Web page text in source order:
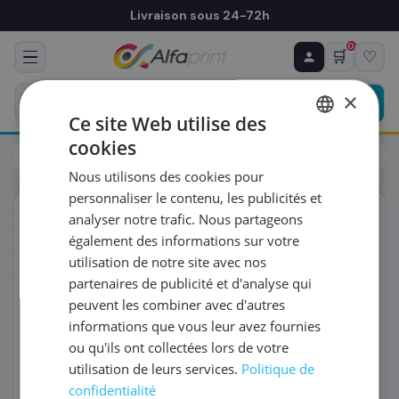
Livraison sous 24-72h
🛒
0
♡
Cartouches
Canon
ORIGINAL
♻ COMMANDE RÉCURRENTE
Prévoyez & économisez
Programmez votre prochain achat — notre équipe
vous prépare un devis personnalisé
RÉFÉRENCE DU PRODUIT
FRÉQUENCE
QUANTITÉ PAR LIVRAISON
DATE DE PREMIÈRE LIVRAISON SOUHAITÉE
×
Ce site Web utilise des
cookies
Nous utilisons des cookies pour
personnaliser le contenu, les publicités et
analyser notre trafic. Nous partageons
également des informations sur votre
utilisation de notre site avec nos
partenaires de publicité et d'analyse qui
peuvent les combiner avec d'autres
informations que vous leur avez fournies
ou qu'ils ont collectées lors de votre
utilisation de leurs services. Politique de
confidentialité